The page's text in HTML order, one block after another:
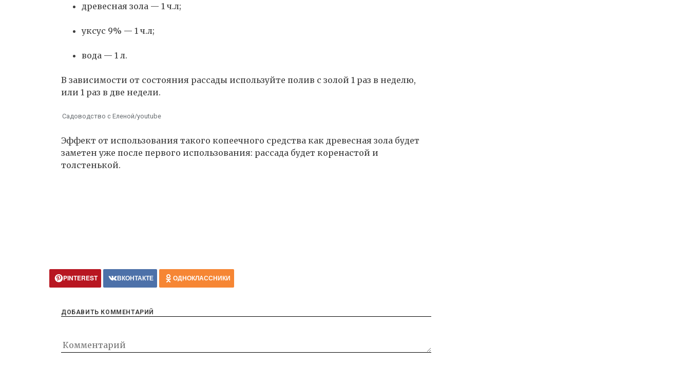
древесная зола — 1 ч.л;
уксус 9% — 1 ч.л;
вода — 1 л.
В зависимости от состояния рассады используйте полив с золой 1 раз в неделю,
или 1 раз в две недели.
Садоводство с Еленой/youtube
Эффект от использования такого копеечного средства как древесная зола будет
заметен уже после первого использования: рассада будет коренастой и
толстенькой.
PINTEREST ВКОНТАКТЕ ОДНОКЛАССНИКИ
ДОБАВИТЬ КОММЕНТАРИЙ